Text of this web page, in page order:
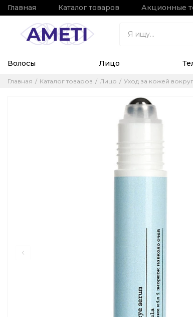
Главная Каталог товаров Акционные
Волосы Лицо
Главная Каталог товаров Лицо Уход за кожей